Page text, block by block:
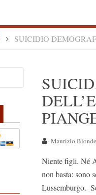
HomeSUICIDIO
Maurizio
Niente figli. Né
non basta: sono
Lussemburgo.